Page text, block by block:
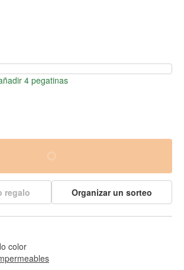
4 pegatinas
regalo Organizar un sorteo
color